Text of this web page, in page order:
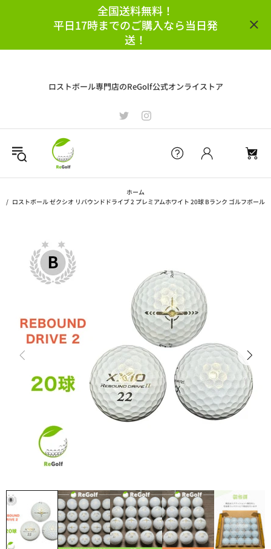
全国送料無料！
平日17時までのご購入なら当日発
送！
ロストボール専門店のReGolf公式オンライストア
ホーム
ロストボール ゼクシオ リバウンドドライブ 2 プレミアムホワイト 20球 Bランク ゴルフボール